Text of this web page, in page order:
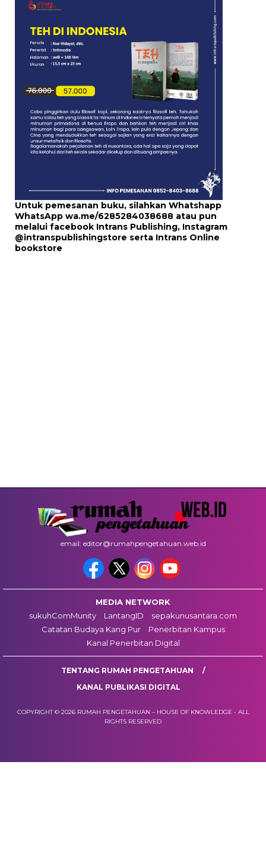
Untuk pemesanan buku, silahkan Whatshapp
WhatsApp wa.me/6285284038688 atau pun
melalui facebook Intrans Publishing, Instagram
@intranspublishingstore serta Intrans Online
bookstore
email: editor@rumahpengetahuan.web.id
MEDIA NETWORK
sukuhComMunity
LantangID
sepakunusantara.com
Catatan Budaya Kang Pur
Penerbitan Kampus
Kanal Penerbitan Digital
TENTANG RUMAH PENGETAHUAN
KANAL PUBLIKASI DIGITAL
COPYRIGHT © 2026 RUMAH PENGETAHUAN – HOUSE OF KNOWLEDGE - ALL
RIGHTS RESERVED